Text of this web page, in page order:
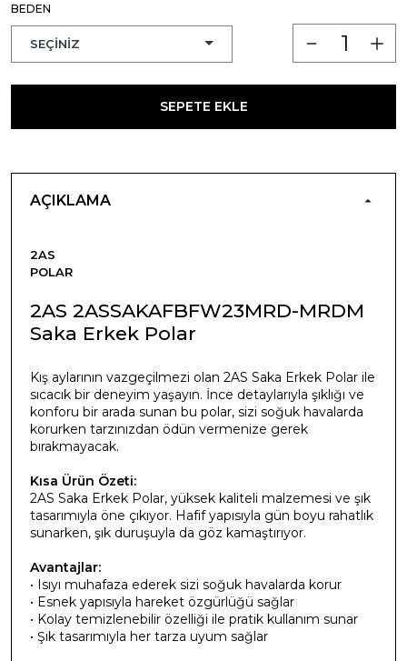
BEDEN
SEPETE EKLE
AÇIKLAMA
2AS
POLAR
2AS 2ASSAKAFBFW23MRD-MRDM
Saka Erkek Polar
Kış aylarının vazgeçilmezi olan 2AS Saka Erkek Polar ile
sıcacık bir deneyim yaşayın. İnce detaylarıyla şıklığı ve
konforu bir arada sunan bu polar, sizi soğuk havalarda
korurken tarzınızdan ödün vermenize gerek
bırakmayacak.
Kısa Ürün Özeti:
2AS Saka Erkek Polar, yüksek kaliteli malzemesi ve şık
tasarımıyla öne çıkıyor. Hafif yapısıyla gün boyu rahatlık
sunarken, şık duruşuyla da göz kamaştırıyor.
Avantajlar:
• Isıyı muhafaza ederek sizi soğuk havalarda korur
• Esnek yapısıyla hareket özgürlüğü sağlar
• Kolay temizlenebilir özelliği ile pratik kullanım sunar
• Şık tasarımıyla her tarza uyum sağlar